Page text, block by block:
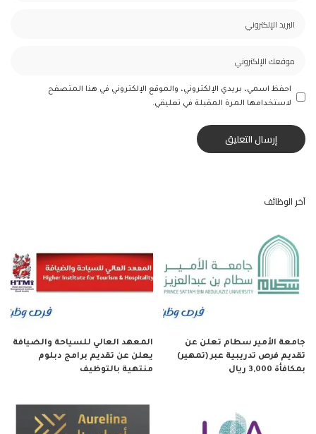
احفظ اسمي، بريدي الإلكتروني، والموقع الإلكتروني في هذا المتصفح
لاستخدامها المرة المقبلة في تعليقي.
آخر الوظائف
جامعة الأمير سطام تعلن عن
تقديم فرص تدريبية عبر (تمهير)
بمكافأة 3,000 ريال
المعهد العالي للسياحة والضيافة
يعلن عن تقديم برامج دبلوم
منتهية بالتوظيف